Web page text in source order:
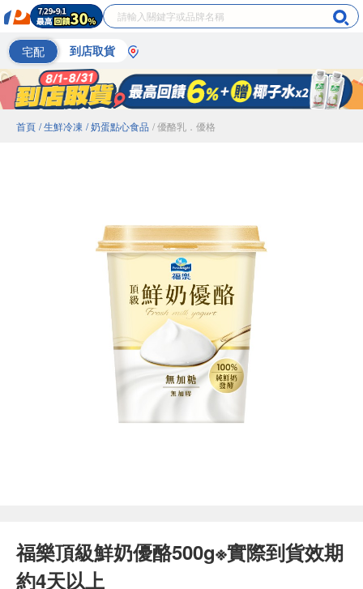
宅配 到店取貨
首頁 / 生鮮冷凍 / 奶蛋點心食品 / 優酪乳．優格
福樂頂級鮮奶優酪500g※實際到貨效期
約4天以上